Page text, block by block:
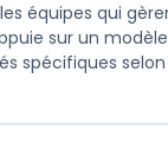
équipes qui
sur un
spécifiques selon